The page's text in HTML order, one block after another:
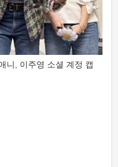
니, 이주영 소셜 계정 캡